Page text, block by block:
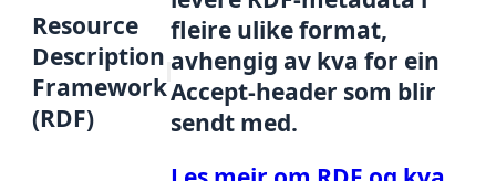
Resource
Description
Framework
(RDF)
fleire ulike format,
avhengig av kva for ein
Accept-header som blir
sendt med.